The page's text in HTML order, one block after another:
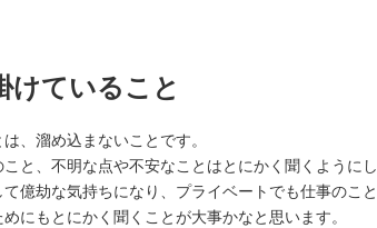
けていること
、溜め込まないことです。
と、不明な点や不安なことはとにかく聞くようにし
億劫な気持ちになり、プライベートでも仕事のこ
にもとにかく聞くことが大事かなと思います。